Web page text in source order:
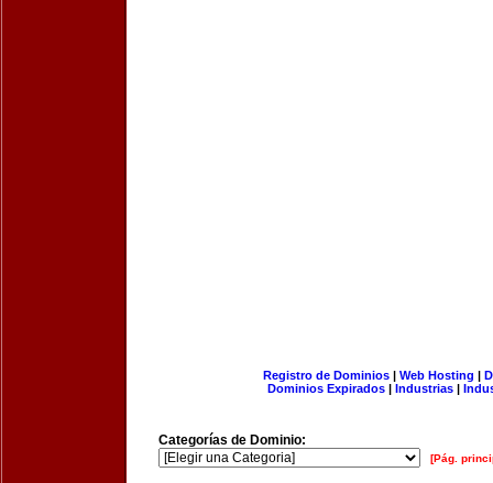
Registro de Dominios| Web Hosting |
Dominios Expirados | Industrias |
Categorías de Dominio:
[Pág.